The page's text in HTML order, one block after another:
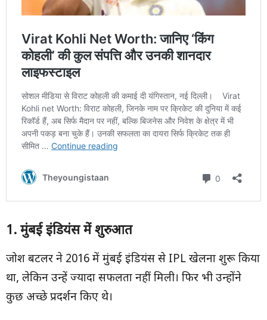
1. मुंबई इंडियंस में शुरुआत
जोश बटलर ने 2016 में मुंबई इंडियंस से IPL खेलना शुरू किया
था, लेकिन उन्हें ज्यादा सफलता नहीं मिली। फिर भी उन्होंने
कुछ अच्छे प्रदर्शन किए थे।